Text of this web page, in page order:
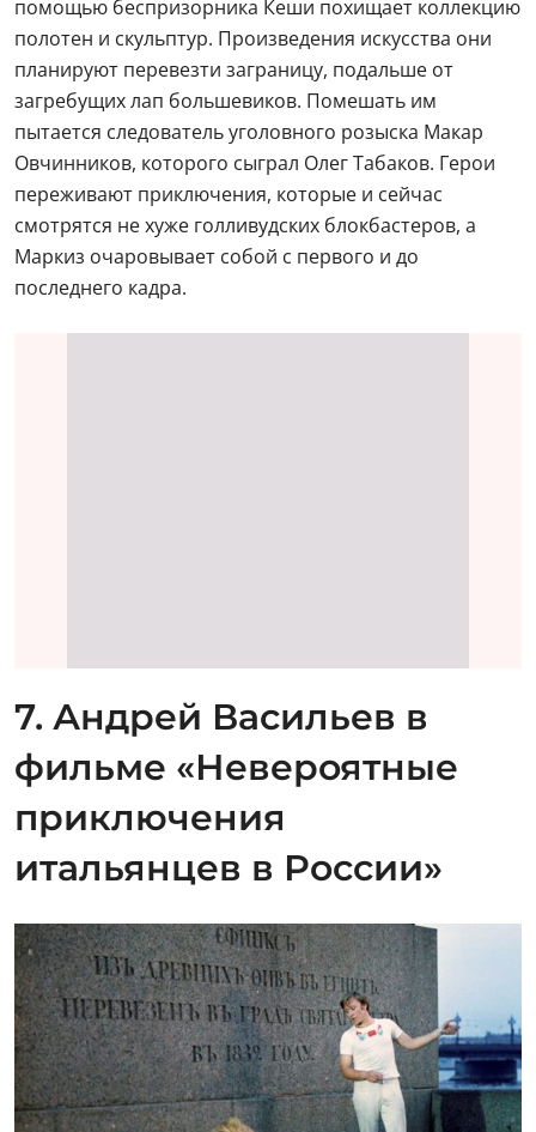
помощью беспризорника Кеши похищает коллекцию
полотен и скульптур. Произведения искусства они
планируют перевезти заграницу, подальше от
загребущих лап большевиков. Помешать им
пытается следователь уголовного розыска Макар
Овчинников, которого сыграл Олег Табаков. Герои
переживают приключения, которые и сейчас
смотрятся не хуже голливудских блокбастеров, а
Маркиз очаровывает собой с первого и до
последнего кадра.
Совместный проект СССР и Италии, над которым
работал Эльдар Рязанов, полон немыслимых по тем
временам трюков. Герой Миронова, гид Андрей
Васильев, нырял в открытое море за сокровищами,
спускался по ковру из окна гостиницы, прыгал на